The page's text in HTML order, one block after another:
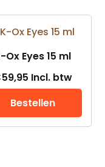
Ox Eyes 15 ml
59,95 Incl. btw
Bestellen